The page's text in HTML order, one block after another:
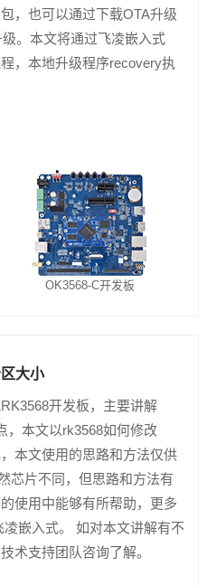
，也可以通过下载OTA升级
。本文将通过飞凌嵌入式
，本地升级程序recovery执
OK3568-C开发板
大小
开发板，主要讲解
，本文以rk3568如何修改
本文使用的思路和方法仅供
芯片不同，但思路和方法有
使用中能够有所帮助，更多
嵌入式。 如对本文讲解有不
术支持团队咨询了解。